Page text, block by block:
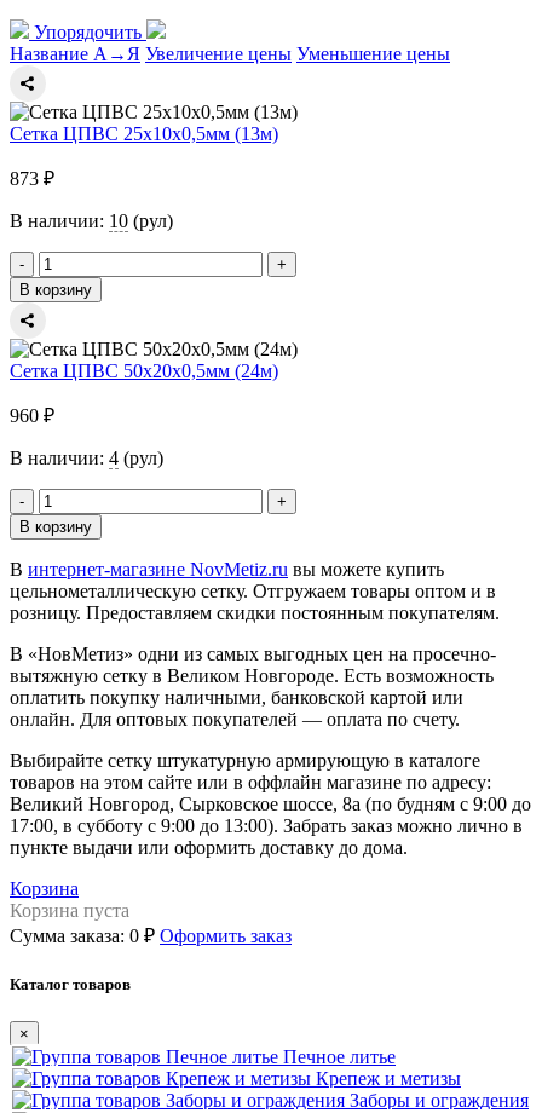
Упорядочить
Название А→Я Увеличение цены Уменьшение цены
Сетка ЦПВС 25х10х0,5мм (13м)
873 ₽
В наличии: 10 (рул)
-
+
В корзину
Сетка ЦПВС 50х20х0,5мм (24м)
960 ₽
В наличии: 4 (рул)
-
+
В корзину
В интернет-магазине NovMetiz.ru вы можете купить
цельнометаллическую сетку. Отгружаем товары оптом и в
розницу. Предоставляем скидки постоянным покупателям.
В «НовМетиз» одни из самых выгодных цен на просечно-
вытяжную сетку в Великом Новгороде. Есть возможность
оплатить покупку наличными, банковской картой или
онлайн. Для оптовых покупателей — оплата по счету.
Выбирайте сетку штукатурную армирующую в каталоге
товаров на этом сайте или в оффлайн магазине по адресу:
Великий Новгород, Сырковское шоссе, 8а (по будням с 9:00 до
17:00, в субботу с 9:00 до 13:00). Забрать заказ можно лично в
пункте выдачи или оформить доставку до дома.
Корзина
Корзина пуста
Сумма заказа: 0 ₽ Оформить заказ
Каталог товаров
×
Печное литье
Крепеж и метизы
Заборы и ограждения